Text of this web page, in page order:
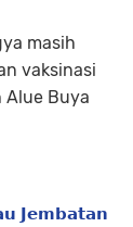
masih
vaksinasi
Alue Buya
𝗝𝗲𝗺𝗯𝗮𝘁𝗮𝗻